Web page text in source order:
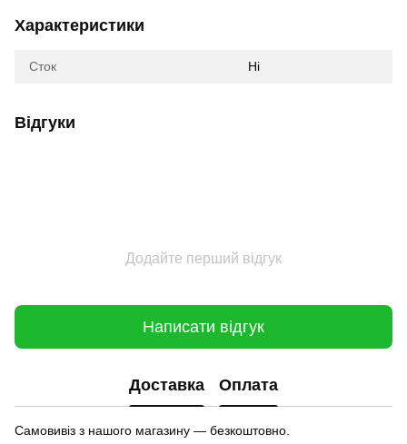
Характеристики
Сток Ні
Відгуки
Додайте перший відгук
Написати відгук
Доставка Оплата
Самовивіз з нашого магазину — безкоштовно.